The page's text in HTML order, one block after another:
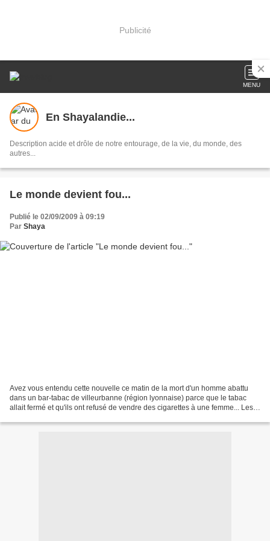
Publicité
MENU
En Shayalandie...
Description acide et drôle de notre entourage, de la vie, du monde, des
autres...
Le monde devient fou...
Publié le 02/09/2009 à 09:19
Par Shaya
Avez vous entendu cette nouvelle ce matin de la mort d'un homme abattu
dans un bar-tabac de villeurbanne (région lyonnaise) parce que le tabac
allait fermé et qu'ils ont refusé de vendre des cigarettes à une femme... Les